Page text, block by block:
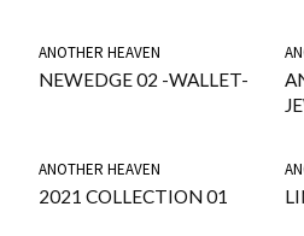
ANOTHER HEAVEN
NEWEDGE 02 -WALLET-
ANOTHER HEAVEN
2021 COLLECTION 01